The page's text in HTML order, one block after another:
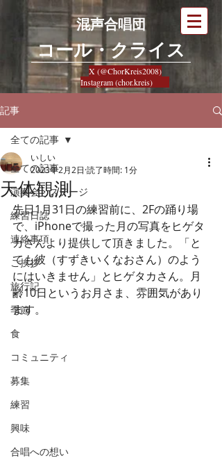
混声合唱団
​コール・クライス
X (@ChorKreis2008)
Instagram (chor.kreis)
記事
全ての記事
演奏会・ステージ
練習日誌
連絡事項
ご挨拶
旅行記
季節
食
コミュニティ
募集
練習
興味
合唱への想い
全ての記事
天体観測
いしい
2023年2月2日 読了時間: 1分
先日1月31日の練習前に、2Fの踊り場
で、iPhoneで撮った月の写真をヒゲタ
カさんより提供して頂きました。「と
ても彼（すずきいくなおさん）のよう
にはいきません」とヒゲタカさん。月
齢10日というお月さま、雰囲気があり
ます。